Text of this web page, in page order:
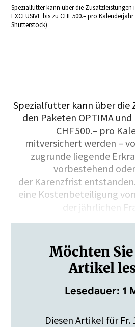
Spezialfutter kann über die Zusatzleistungen
EXCLUSIVE bis zu CHF 500.– pro
Shutterstock)
Spezialfutter kann über die
den Paketen OPTIMA und
CHF 500.– pro
mitversichert werden –
zugrunde liegende
vorbestehend
der Karenzfrist
eine Kostenbeteiligung
der jährlichen
Möchten
Artikel
Lesedauer: 1
Diesen Artikel für Fr.